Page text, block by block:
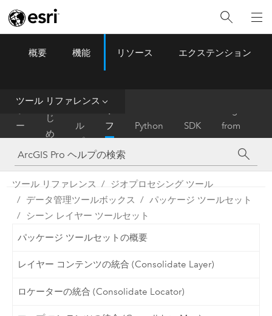
ArcGIS Pro Menu
概要 機能 リソース エクステンション
ツール リファレンス
ー
ム
は
じ
め
に
ル
プ
フ
ァ
レ
ン
ス
Python SDK
from
ArcMap
ツール リファレンス
ジオプロセシング ツール
データ管理ツールボックス
パッケージ ツールセット
シーン レイヤー ツールセット
パッケージ ツールセットの概要
レイヤー コンテンツの統合 (Consolidate Layer)
ロケーターの統合 (Consolidate Locator)